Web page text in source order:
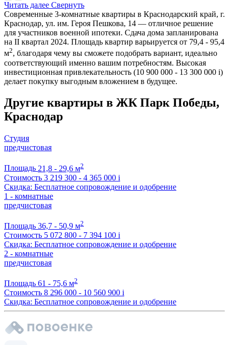
Читать далее Свернуть
Современные 3-комнатные квартиры в Краснодарский край, г.
Краснодар, ул. им. Героя Пешкова, 14 — отличное решение
для участников военной ипотеки. Сдача дома запланирована
на II квартал 2024. Площадь квартир варьируется от 79,4 - 95,4
м2, благодаря чему вы сможете подобрать вариант, идеально
соответствующий именно вашим потребностям. Высокая
инвестиционная привлекательность (10 900 000 - 13 300 000 i)
делает покупку выгодным вложением в будущее.
Другие квартиры в ЖК Парк Победы,
Краснодар
Студия
предчистовая
Площадь 21,8 - 29,6 м2
Стоимость 3 219 300 - 4 365 000 i
Скидка: Бесплатное сопровождение и одобрение
1 - комнатные
предчистовая
Площадь 36,7 - 50,9 м2
Стоимость 5 072 800 - 7 394 100 i
Скидка: Бесплатное сопровождение и одобрение
2 - комнатные
предчистовая
Площадь 61 - 75,6 м2
Стоимость 8 296 000 - 10 560 900 i
Скидка: Бесплатное сопровождение и одобрение